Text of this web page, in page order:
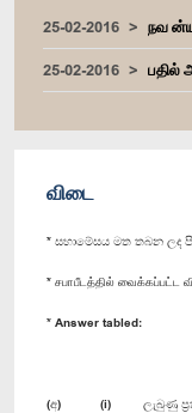
25-02-2016
நவ
25-02-2016
விடை
* සභාමේසය මත තබන ලද
* சபாபீடத்தில் வைக்கப்பட்ட
* Answer tabled:
(අ) (i) ලැබුණු